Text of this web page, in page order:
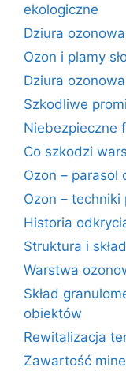
ekologiczne
Dziura
Ozon i plamy
Dziura
Szkodliwe
Niebezpieczne
Co szkodzi
Ozon – parasol
Ozon – techniki
Historia
Struktura i
Warstwa
Skład
obiektów
Rewitalizacja
Zawartość